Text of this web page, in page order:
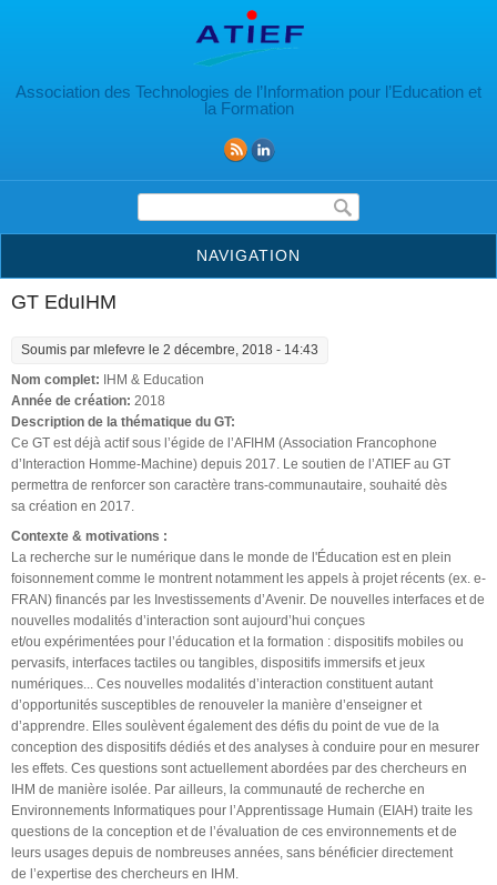
Association des Technologies de l’Information pour l’Education et
la Formation
Formulaire de recherche
NAVIGATION
GT EduIHM
Soumis par mlefevre le 2 décembre, 2018 - 14:43
Nom complet: IHM & Education
Année de création: 2018
Description de la thématique du GT:
Ce GT est déjà actif sous l’égide de l’AFIHM (Association Francophone
d’Interaction Homme-Machine) depuis 2017. Le soutien de l’ATIEF au GT
permettra de renforcer son caractère trans-communautaire, souhaité dès
sa création en 2017.
Contexte & motivations :
La recherche sur le numérique dans le monde de l'Éducation est en plein
foisonnement comme le montrent notamment les appels à projet récents (ex. e-
FRAN) financés par les Investissements d’Avenir. De nouvelles interfaces et de
nouvelles modalités d’interaction sont aujourd’hui conçues
et/ou expérimentées pour l’éducation et la formation : dispositifs mobiles ou
pervasifs, interfaces tactiles ou tangibles, dispositifs immersifs et jeux
numériques... Ces nouvelles modalités d’interaction constituent autant
d’opportunités susceptibles de renouveler la manière d’enseigner et
d’apprendre. Elles soulèvent également des défis du point de vue de la
conception des dispositifs dédiés et des analyses à conduire pour en mesurer
les effets. Ces questions sont actuellement abordées par des chercheurs en
IHM de manière isolée. Par ailleurs, la communauté de recherche en
Environnements Informatiques pour l’Apprentissage Humain (EIAH) traite les
questions de la conception et de l’évaluation de ces environnements et de
leurs usages depuis de nombreuses années, sans bénéficier directement
de l’expertise des chercheurs en IHM.